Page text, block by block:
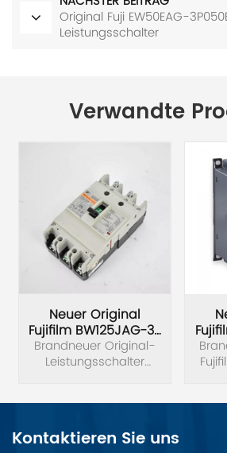
Original Fuji EW50EAG-
Leistungsschalter
Verwandte
Neuer Original
Fujifilm BW125JAG-3P
Leistungsschalter
Brandneuer Original-
Leistungsschalter
380
Kontaktieren Sie uns